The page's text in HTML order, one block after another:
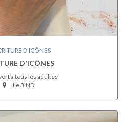
D'ICÔNES
D'ICÔNES
à tous les adultes
Le 3.ND